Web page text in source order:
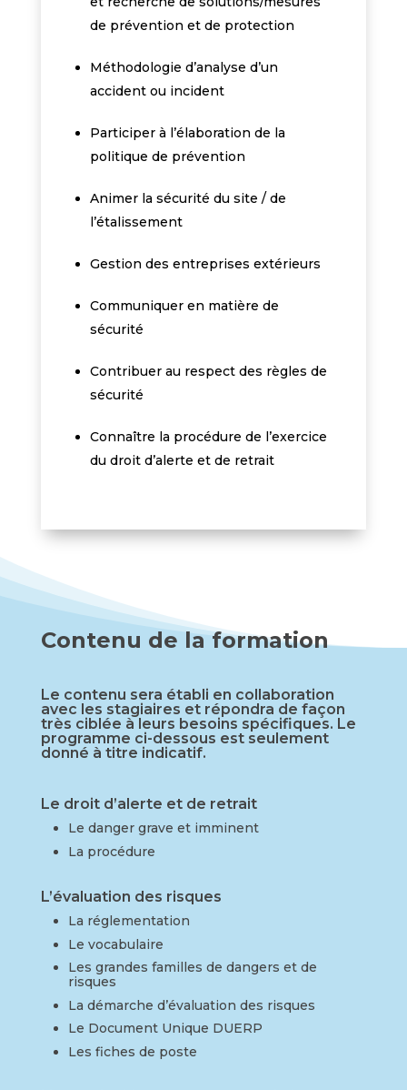
de prévention et de protection
Méthodologie d’analyse d’un
accident ou incident
Participer à l’élaboration de la
politique de prévention
Animer la sécurité du site / de
l’étalissement
Gestion des entreprises extérieurs
Communiquer en matière de
sécurité
Contribuer au respect des règles de
sécurité
Connaître la procédure de l’exercice
du droit d’alerte et de retrait
Contenu de la formation
Le contenu sera établi en collaboration
avec les stagiaires et répondra de façon
très ciblée à leurs besoins spécifiques. Le
programme ci-dessous est seulement
donné à titre indicatif.
Le droit d’alerte et de retrait
Le danger grave et imminent
La procédure
L’évaluation des risques
La réglementation
Le vocabulaire
Les grandes familles de dangers et de
risques
La démarche d’évaluation des risques
Le Document Unique DUERP
Les fiches de poste